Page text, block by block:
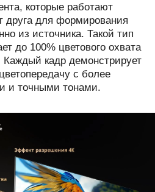
которые работают
друга для формирования
из источника. Такой тип
до 100% цветового охвата
Каждый кадр демонстрирует
с более
и точными тонами.